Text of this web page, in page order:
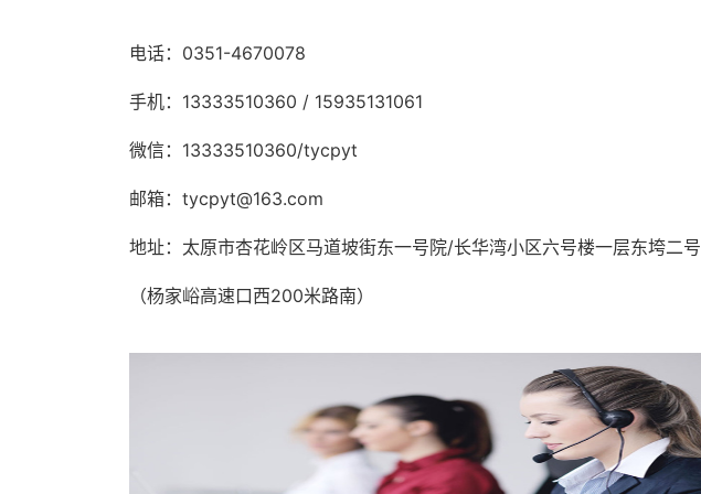
电话：0351-4670078
手机：13333510360 / 15935131061
微信：13333510360/tycpyt
邮箱：tycpyt@163.com
地址：太原市杏花岭区马道坡街东一号院/长华湾小区六号楼一层东垮二号
（杨家峪高速口西200米路南）